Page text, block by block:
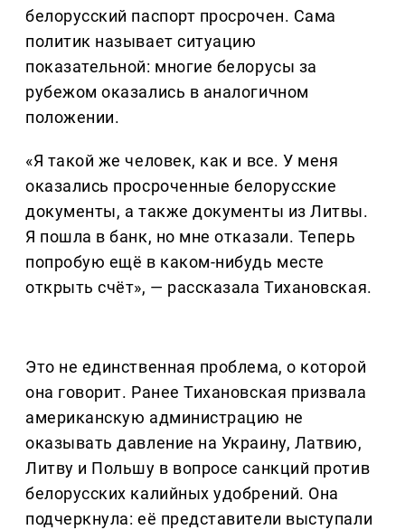
белорусский паспорт просрочен. Сама
политик называет ситуацию
показательной: многие белорусы за
рубежом оказались в аналогичном
положении.
«Я такой же человек, как и все. У меня
оказались просроченные белорусские
документы, а также документы из Литвы.
Я пошла в банк, но мне отказали. Теперь
попробую ещё в каком-нибудь месте
открыть счёт», — рассказала Тихановская.
Это не единственная проблема, о которой
она говорит. Ранее Тихановская призвала
американскую администрацию не
оказывать давление на Украину, Латвию,
Литву и Польшу в вопросе санкций против
белорусских калийных удобрений. Она
подчеркнула: её представители выступали